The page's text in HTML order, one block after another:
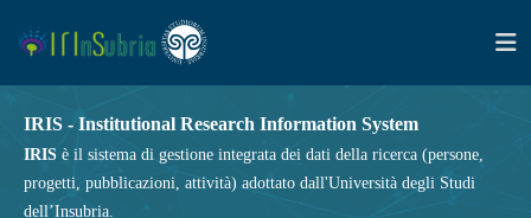
IRIS - Institutional Research Information System
IRIS è il sistema di gestione integrata dei dati della ricerca (persone,
progetti, pubblicazioni, attività) adottato dall'Università degli Studi
dell’Insubria.